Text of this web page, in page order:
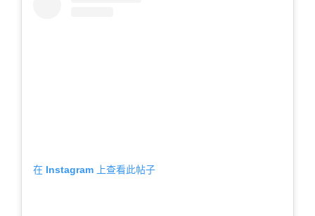
在 Instagram 上查看此帖子